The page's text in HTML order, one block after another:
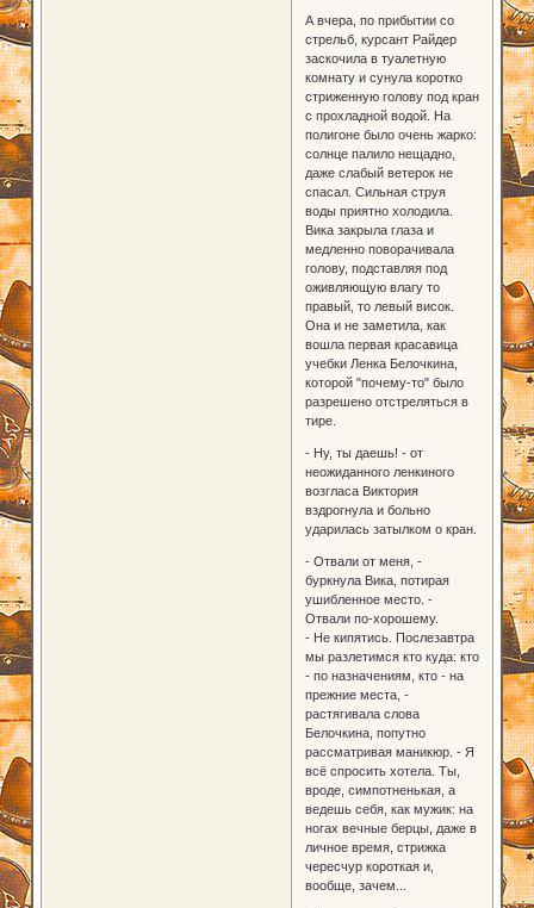
А вчера, по прибытии со
стрельб, курсант Райдер
заскочила в туалетную
комнату и сунула коротко
стриженную голову под кран
с прохладной водой. На
полигоне было очень жарко:
солнце палило нещадно,
даже слабый ветерок не
спасал. Сильная струя
воды приятно холодила.
Вика закрыла глаза и
медленно поворачивала
голову, подставляя под
оживляющую влагу то
правый, то левый висок.
Она и не заметила, как
вошла первая красавица
учебки Ленка Белочкина,
которой "почему-то" было
разрешено отстреляться в
тире.
- Ну, ты даешь! - от
неожиданного ленкиного
возгласа Виктория
вздрогнула и больно
ударилась затылком о кран.
- Отвали от меня, -
буркнула Вика, потирая
ушибленное место. -
Отвали по-хорошему.
- Не кипятись. Послезавтра
мы разлетимся кто куда: кто
- по назначениям, кто - на
прежние места, -
растягивала слова
Белочкина, попутно
рассматривая маникюр. - Я
всё спросить хотела. Ты,
вроде, симпотненькая, а
ведешь себя, как мужик: на
ногах вечные берцы, даже в
личное время, стрижка
чересчур короткая и,
вообще, зачем...